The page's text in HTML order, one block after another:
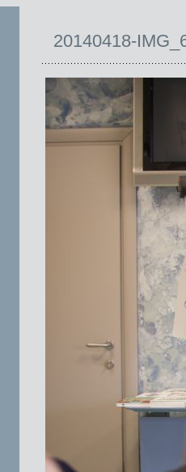
20140418-